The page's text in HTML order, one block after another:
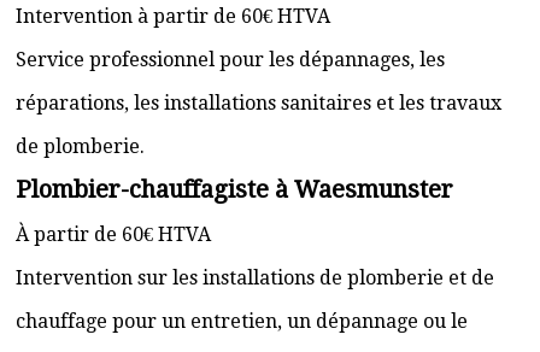
Intervention à partir de 60€ HTVA
Service professionnel pour les dépannages, les
réparations, les installations sanitaires et les travaux
de plomberie.
Plombier-chauffagiste à Waesmunster
À partir de 60€ HTVA
Intervention sur les installations de plomberie et de
chauffage pour un entretien, un dépannage ou le